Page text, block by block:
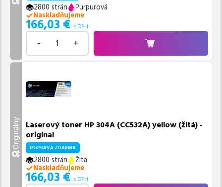
2800 strán
Purpurová
Naskladňujeme
166,03 € s DPH
- +
Originálny Laserový toner HP 304A (CC532A) yellow (žltá) -
original
DOPRAVA ZDARMA
2800 strán
Žltá
Naskladňujeme
166,03 € s DPH